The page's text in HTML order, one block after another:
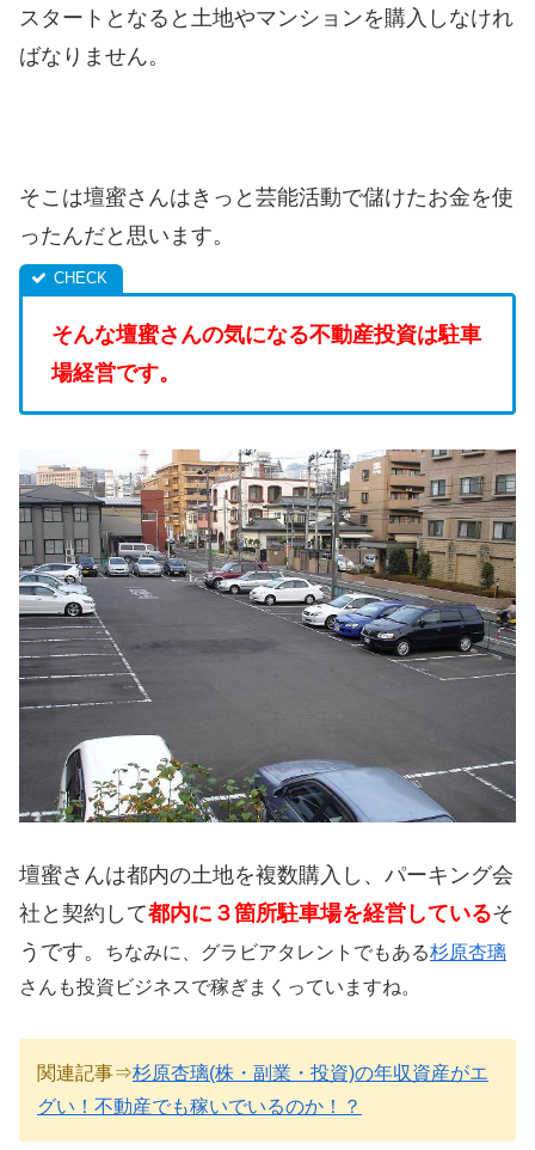
スタートとなると土地やマンションを購入しなけれ
ばなりません。
そこは壇蜜さんはきっと芸能活動で儲けたお金を使
ったんだと思います。
そんな壇蜜さんの気になる不動産投資は駐車
場経営です。
壇蜜さんは都内の土地を複数購入し、パーキング会
社と契約して都内に３箇所駐車場を経営しているそ
うです。
ちなみに、グラビアタレントでもある杉原杏璃
さんも投資ビジネスで稼ぎまくっていますね。
関連記事⇒杉原杏璃(株・副業・投資)の年収資産がエ
グい！不動産でも稼いでいるのか！？